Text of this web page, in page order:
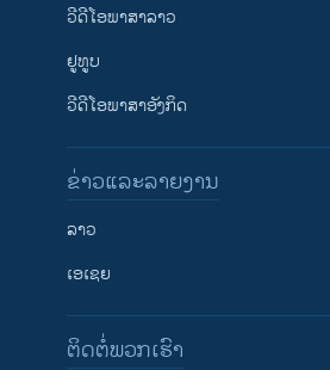
ວີດີໂອພາສາລາວ
ຢູທູບ
ວີດີໂອພາສາອັງກິດ
ຂ່າວແລະລາຍງານ
ລາວ
ເອເຊຍ
ຕິດຕໍ່ພວກເຮົາ